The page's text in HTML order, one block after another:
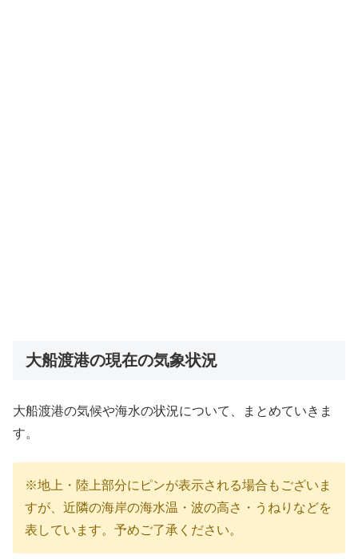
大船渡港の現在の気象状況
大船渡港の気候や海水の状況について、まとめていきま
す。
※地上・陸上部分にピンが表示される場合もございま
すが、近隣の海岸の海水温・波の高さ・うねりなどを
表しています。予めご了承ください。